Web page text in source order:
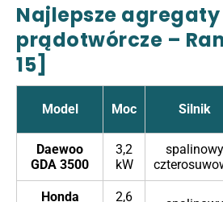
Najlepsze agregaty
prądotwórcze –
15]
Model Moc Silnik
Daewoo
GDA 3500
3,2
kW
spalinowy
Honda
2,6